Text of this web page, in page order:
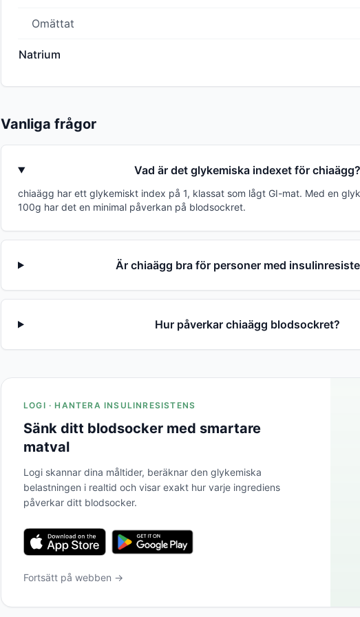
Omättat
Natrium
Vanliga frågor
Vad är det glykemiska indexet för chiaägg?
chiaägg har ett glykemiskt index på 1, klassat som lågt GI-mat. Med en
100g har det en minimal påverkan på blodsockret.
Är chiaägg bra för personer med
Hur påverkar chiaägg blodsockret?
LOGI · HANTERA INSULINRESISTENS
Sänk ditt blodsocker med smartare
matval
Logi skannar dina måltider, beräknar den glykemiska
belastningen i realtid och visar exakt hur varje ingrediens
påverkar ditt blodsocker.
Fortsätt på webben →